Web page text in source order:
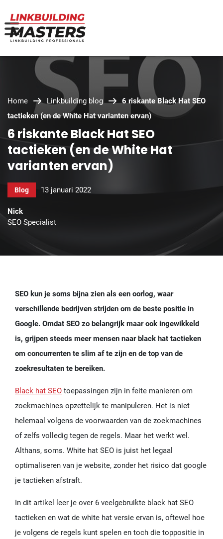
Home Linkbuilding blog
6 riskante Black Hat SEO
tactieken (en de White Hat varianten ervan)
6 riskante Black Hat SEO
tactieken (en de White Hat
varianten ervan)
Blog 13 januari 2022
Nick
SEO Specialist
SEO kun je soms bijna zien als een oorlog, waar
verschillende bedrijven strijden om de beste positie in
Google. Omdat SEO zo belangrijk maar ook ingewikkeld
is, grijpen steeds meer mensen naar black hat tactieken
om concurrenten te slim af te zijn en de top van de
zoekresultaten te bereiken.
Black hat SEO toepassingen zijn in feite manieren om
zoekmachines opzettelijk te manipuleren. Het is niet
helemaal volgens de voorwaarden van de zoekmachines
of zelfs volledig tegen de regels. Maar het werkt wel.
Althans, soms. White hat SEO is juist het legaal
optimaliseren van je website, zonder het risico dat google
je tactieken afstraft.
In dit artikel leer je over 6 veelgebruikte black hat SEO
tactieken en wat de white hat versie ervan is, oftewel hoe
je volgens de regels kunt spelen en toch die toppositie in